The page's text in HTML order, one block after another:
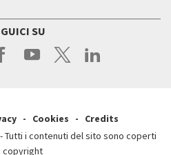
SU
Cookies
Credits
Tutti i contenuti del sito sono coperti
copyright